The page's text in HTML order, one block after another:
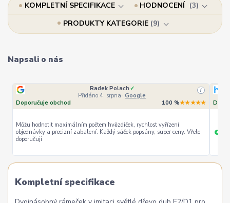
KOMPLETNÍ SPECIFIKACE HODNOCENÍ
3
PRODUKTY KATEGORIE 9
Napsali o nás
Radek Polach ✓
Přidáno 4. srpna · Google
i
Doporučuje obchod 100 %★★★★★
Můžu hodnotit maximálním počtem hvězdiček, rychlost vyřízení
objednávky a precizní zabalení. Každý sáček popsány, super ceny. Vřele
doporučuji
+
Kompletní specifikace